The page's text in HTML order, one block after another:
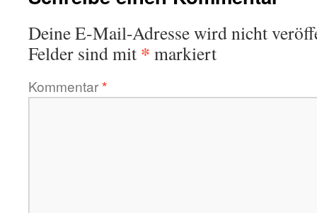
Deine E-Mail-Adresse wird nicht
Felder sind mit * markiert
Kommentar*